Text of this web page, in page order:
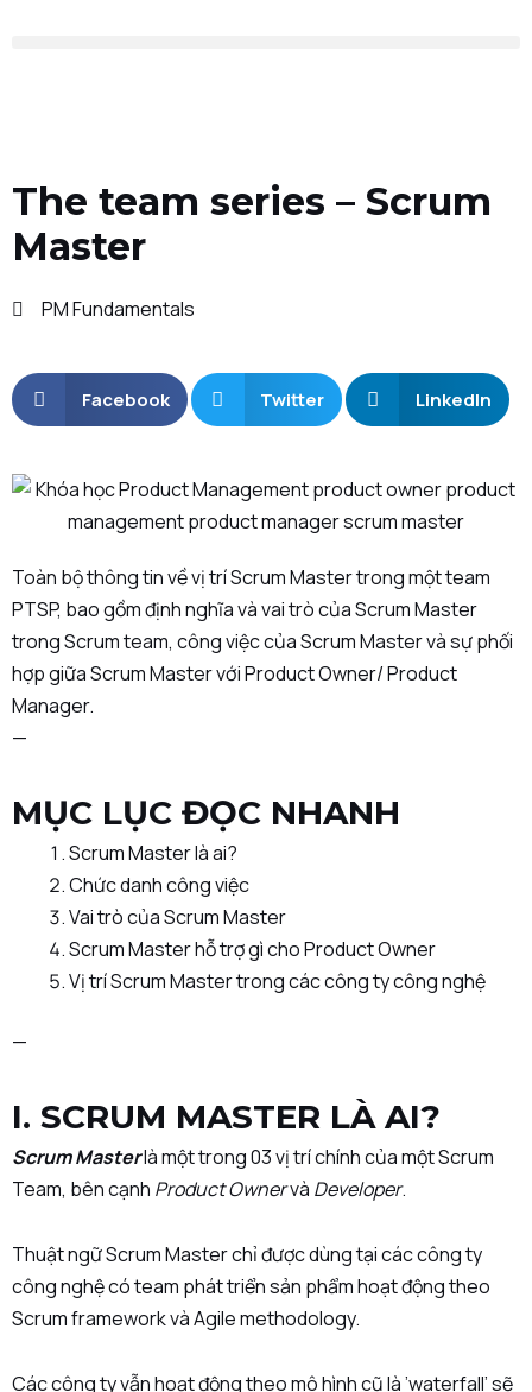
The team series – Scrum
Master
PM Fundamentals
Facebook Twitter LinkedIn
Toàn bộ thông tin về vị trí Scrum Master trong một team
PTSP, bao gồm định nghĩa và vai trò của Scrum Master
trong Scrum team, công việc của Scrum Master và sự phối
hợp giữa Scrum Master với Product Owner/ Product
Manager.
—
MỤC LỤC ĐỌC NHANH
Scrum Master là ai?
Chức danh công việc
Vai trò của Scrum Master
Scrum Master hỗ trợ gì cho Product Owner
Vị trí Scrum Master trong các công ty công nghệ
—
I. SCRUM MASTER LÀ AI?
Scrum Masterlà một trong 03 vị trí chính của một Scrum
Team, bên cạnh Product Ownervà Developer.
Thuật ngữ Scrum Master chỉ được dùng tại các công ty
công nghệ có team phát triển sản phẩm hoạt động theo
Scrum framework và Agile methodology.
Các công ty vẫn hoạt động theo mô hình cũ là ’waterfall’ sẽ